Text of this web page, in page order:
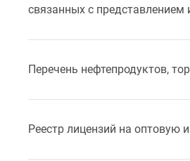
связанных с
Перечень нефтепродуктов,
Реестр лицензий на оптовую